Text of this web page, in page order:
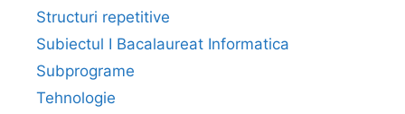
Structuri repetitive
Subiectul I Bacalaureat Informatica
Subprograme
Tehnologie